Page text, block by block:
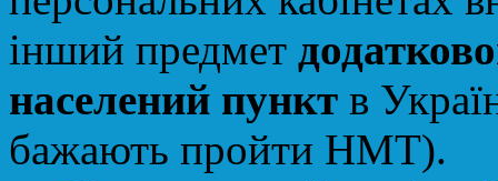
інший предмет
населений пункт в
бажають пройти НМТ).